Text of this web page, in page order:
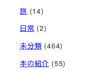
旅 (14)
日常 (2)
未分類 (464)
本の紹介 (55)